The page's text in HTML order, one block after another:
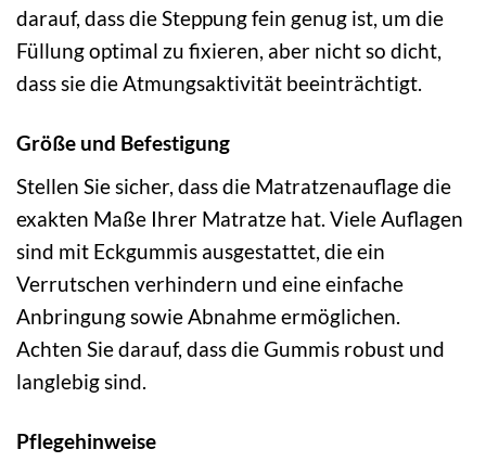
darauf, dass die Steppung fein genug ist, um die
Füllung optimal zu fixieren, aber nicht so dicht,
dass sie die Atmungsaktivität beeinträchtigt.
Größe und Befestigung
Stellen Sie sicher, dass die Matratzenauflage die
exakten Maße Ihrer Matratze hat. Viele Auflagen
sind mit Eckgummis ausgestattet, die ein
Verrutschen verhindern und eine einfache
Anbringung sowie Abnahme ermöglichen.
Achten Sie darauf, dass die Gummis robust und
langlebig sind.
Pflegehinweise